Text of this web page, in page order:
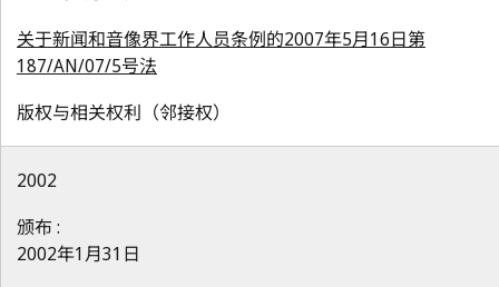
关于新闻和音像界工作人员条例的2007年5月16日第
187/AN/07/5号法
版权与相关权利（邻接权）
2002
颁布 :
2002年1月31日